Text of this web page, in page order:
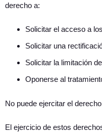
derecho a:
Solicitar el acceso a
Solicitar una
Solicitar la limitación
Oponerse al
No puede ejercitar el
El ejercicio de estos